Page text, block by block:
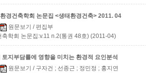
경건축학회 논문집 <생태환경건축> 2011. 04
원문보기 / 편집부
축학회 논문집:v.11 n.2(통권 48호) (2011-04)
토지부담률에 영향을 미치는 환경적 요인분석
원문보기 / 구자건 ; 선종근 ; 정민정 ; 홍지연